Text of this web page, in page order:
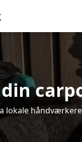
din
lokale